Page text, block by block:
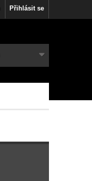
Přihlásit se